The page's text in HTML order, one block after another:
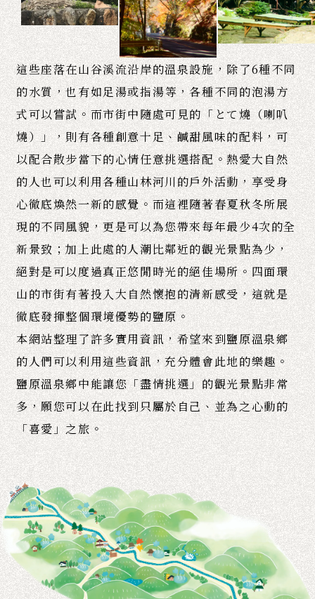
這些座落在山谷溪流沿岸的溫泉設施，除了6種不同
的水質，也有如足湯或指湯等，各種不同的泡湯方
式可以嘗試。而市街中隨處可見的「とて燒（喇叭
燒）」，則有各種創意十足、鹹甜風味的配料，可
以配合散步當下的心情任意挑選搭配。熱愛大自然
的人也可以利用各種山林河川的戶外活動，享受身
心徹底煥然一新的感覺。而這裡隨著春夏秋冬所展
現的不同風貌，更是可以為您帶來每年最少4次的全
新景致；加上此處的人潮比鄰近的觀光景點為少，
絕對是可以度過真正悠閒時光的絕佳場所。四面環
山的市街有著投入大自然懷抱的清新感受，這就是
徹底發揮整個環境優勢的鹽原。
本網站整理了許多實用資訊，希望來到鹽原溫泉鄉
的人們可以利用這些資訊，充分體會此地的樂趣。
鹽原溫泉鄉中能讓您「盡情挑選」的觀光景點非常
多，願您可以在此找到只屬於自己、並為之心動的
「喜愛」之旅。